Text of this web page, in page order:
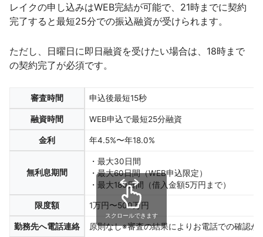
レイクの申し込みはWEB完結が可能で、21時までに契約
完了すると最短25分での振込融資が受けられます。
ただし、日曜日に即日融資を受けたい場合は、18時まで
の契約完了が必須です。
審査時間 申込後最短15秒
融資時間 WEB申込で最短25分融資
金利 年4.5%〜年18.0%
無利息期間
・最大30日間
・最大60日間（WEB申込限定）
・最大180日間（借入金額5万円まで）
限度額 1万円〜500万円
勤務先へ電話連絡 原則なし※審査の結果によりお電話での確認が
スクロールできます